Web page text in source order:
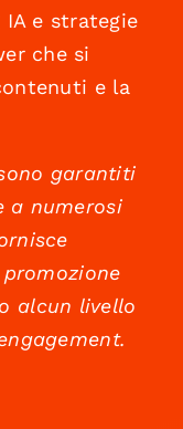
e strategie
che si
e la
garantiti
a numerosi
alcun livello